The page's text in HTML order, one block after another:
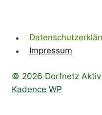
Impressum
© 2026 Dorfnetz Aktiv
Kadence WP